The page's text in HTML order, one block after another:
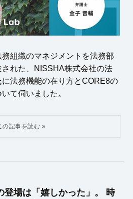
組織のマネジメントを法務部
れた、NISSHA株式会社の法
法務機能の在り方とCORE8の
て伺いました。
登場は「嬉しかった」。 時